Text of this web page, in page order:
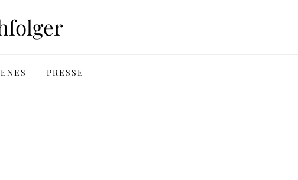
PRESSE